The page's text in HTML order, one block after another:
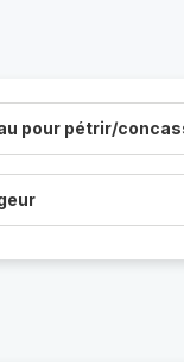
pour pétrir/